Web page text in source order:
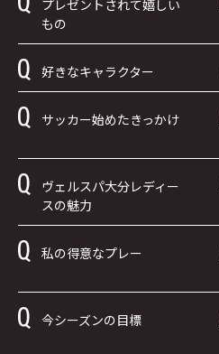
プレゼントされて嬉しい
もの
好きなキャラクター
サッカー始めたきっかけ
ヴェルスパ大分レディー
スの魅力
私の得意なプレー
今シーズンの目標